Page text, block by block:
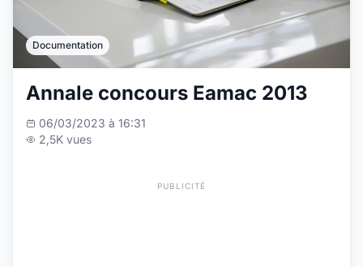
Documentation
Annale concours Eamac 2013
06/03/2023 à 16:31
2,5K vues
PUBLICITÉ